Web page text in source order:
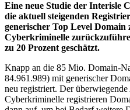
Eine neue Studie der Interisle
die aktuell steigenden
generischer Top Level Domain
Cyberkriminelle
zu 20 Prozent geschätzt.
Knapp an die 85 Mio. Domain-
84.961.989) mit generischer
neu registriert. Der
Cyberkriminelle registrieren